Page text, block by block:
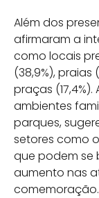
Além dos
afirmaram a
como locais
(38,9%), praias
praças
ambientes
parques,
setores como
que podem se
aumento nas
comemoração.